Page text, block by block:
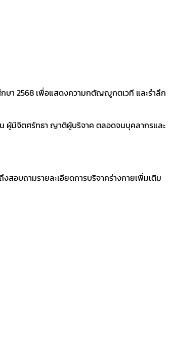
ษา 2568 เพื่อแสดงความกตัญญูกตเวที และรำลึก
น ผู้มีจิตศรัทธา ญาติผู้บริจาค ตลอดจนบุคลากรและ
อบถามรายละเอียดการบริจาคร่างกายเพิ่มเติม